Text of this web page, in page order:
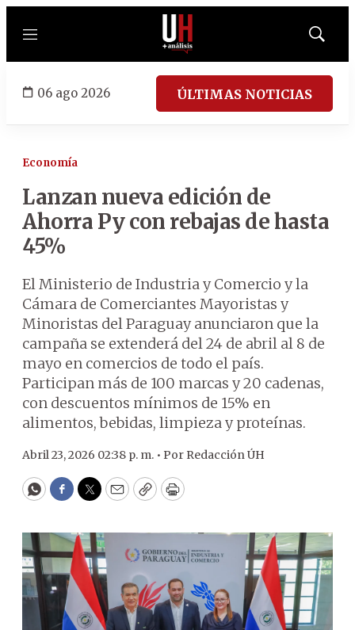
Menú
Mostrar
06 ago 2026 ÚLTIMAS NOTICIAS
Economía
Lanzan nueva edición de
Ahorra Py con rebajas de hasta
45%
El Ministerio de Industria y Comercio y la
Cámara de Comerciantes Mayoristas y
Minoristas del Paraguay anunciaron que la
campaña se extenderá del 24 de abril al 8 de
mayo en comercios de todo el país.
Participan más de 100 marcas y 20 cadenas,
con descuentos mínimos de 15% en
alimentos, bebidas, limpieza y proteínas.
Abril 23, 2026 02:38 p. m. • Por Redacción ÚH
WhatsApp
Facebook
Twitter
EmailCopyPrint